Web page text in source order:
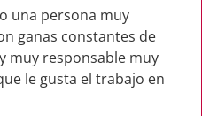
una persona muy
ganas constantes de
muy responsable muy
le gusta el trabajo en